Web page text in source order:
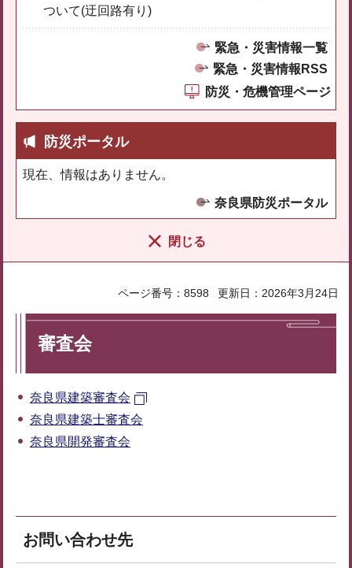
ついて(迂回路有り)
緊急・災害情報一覧
緊急・災害情報RSS
防災・危機管理ページ
防災ポータル
現在、情報はありません。
奈良県防災ポータル
閉じる
ページ番号：8598 更新日：2026年3月24日
審査会
奈良県建築審査会
奈良県建築士審査会
奈良県開発審査会
お問い合わせ先